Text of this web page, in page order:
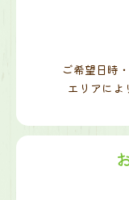
ご希望日時
エリアによ